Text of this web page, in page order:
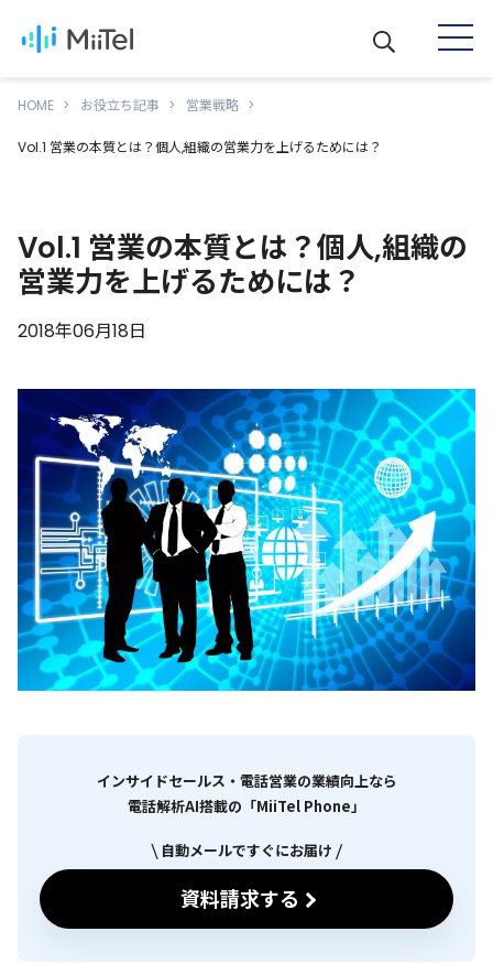
HOME お役立ち記事 営業戦略
Vol.1 営業の本質とは？個人,組織の営業力を上げるためには？
Vol.1 営業の本質とは？個人,組織の
営業力を上げるためには？
2018年06月18日
インサイドセールス・電話営業の業績向上なら
電話解析AI搭載の「MiiTel Phone」
自動メールですぐにお届け
資料請求する